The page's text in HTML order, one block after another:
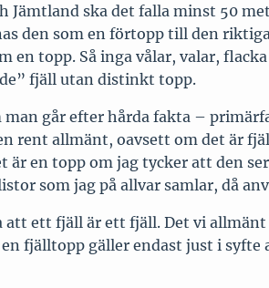
Jämtland ska det falla minst 50
den som en förtopp till den
en topp. Så inga vålar, valar,
fjäll utan distinkt topp.
man går efter hårda fakta –
rent allmänt, oavsett om det är
är en topp om jag tycker att den
som jag på allvar samlar, då
att ett fjäll är ett fjäll. Det vi
fjälltopp gäller endast just i